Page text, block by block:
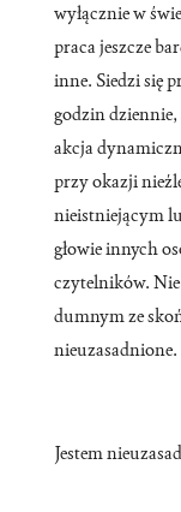
wyłącznie w
praca jeszcze
inne. Siedzi się
godzin
akcja
przy okazji
nieistniejącym
głowie innych
czytelników. Nie
dumnym ze
nieuzasadnione.
Jestem